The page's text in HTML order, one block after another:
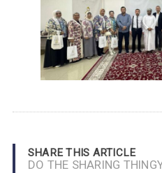
SHARE THIS ARTICLE
DO THE SHARING